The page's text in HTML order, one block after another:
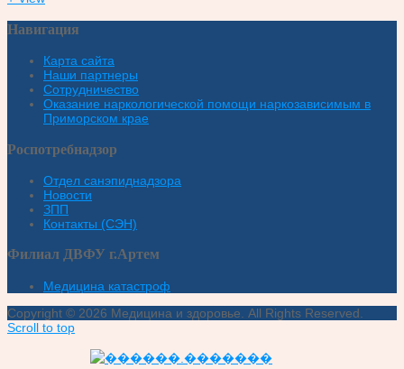
Навигация
Карта сайта
Наши партнеры
Сотрудничество
Оказание наркологической помощи наркозависимым в
Приморском крае
Роспотребнадзор
Отдел санэпиднадзора
Новости
ЗПП
Контакты (СЭН)
Филиал ДВФУ г.Артем
Медицина катастроф
Copyright © 2026 Медицина и здоровье. All Rights Reserved.
Scroll to top